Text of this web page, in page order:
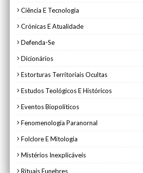
Ciência E Tecnologia
Crónicas E Atualidade
Defenda-Se
Dicionários
Estorturas Territoriais Ocultas
Estudos Teológicos E Históricos
Eventos Biopolíticos
Fenomenologia Paranornal
Folclore E Mitologia
Mistérios Inexplicáveis
Rituais Funebres